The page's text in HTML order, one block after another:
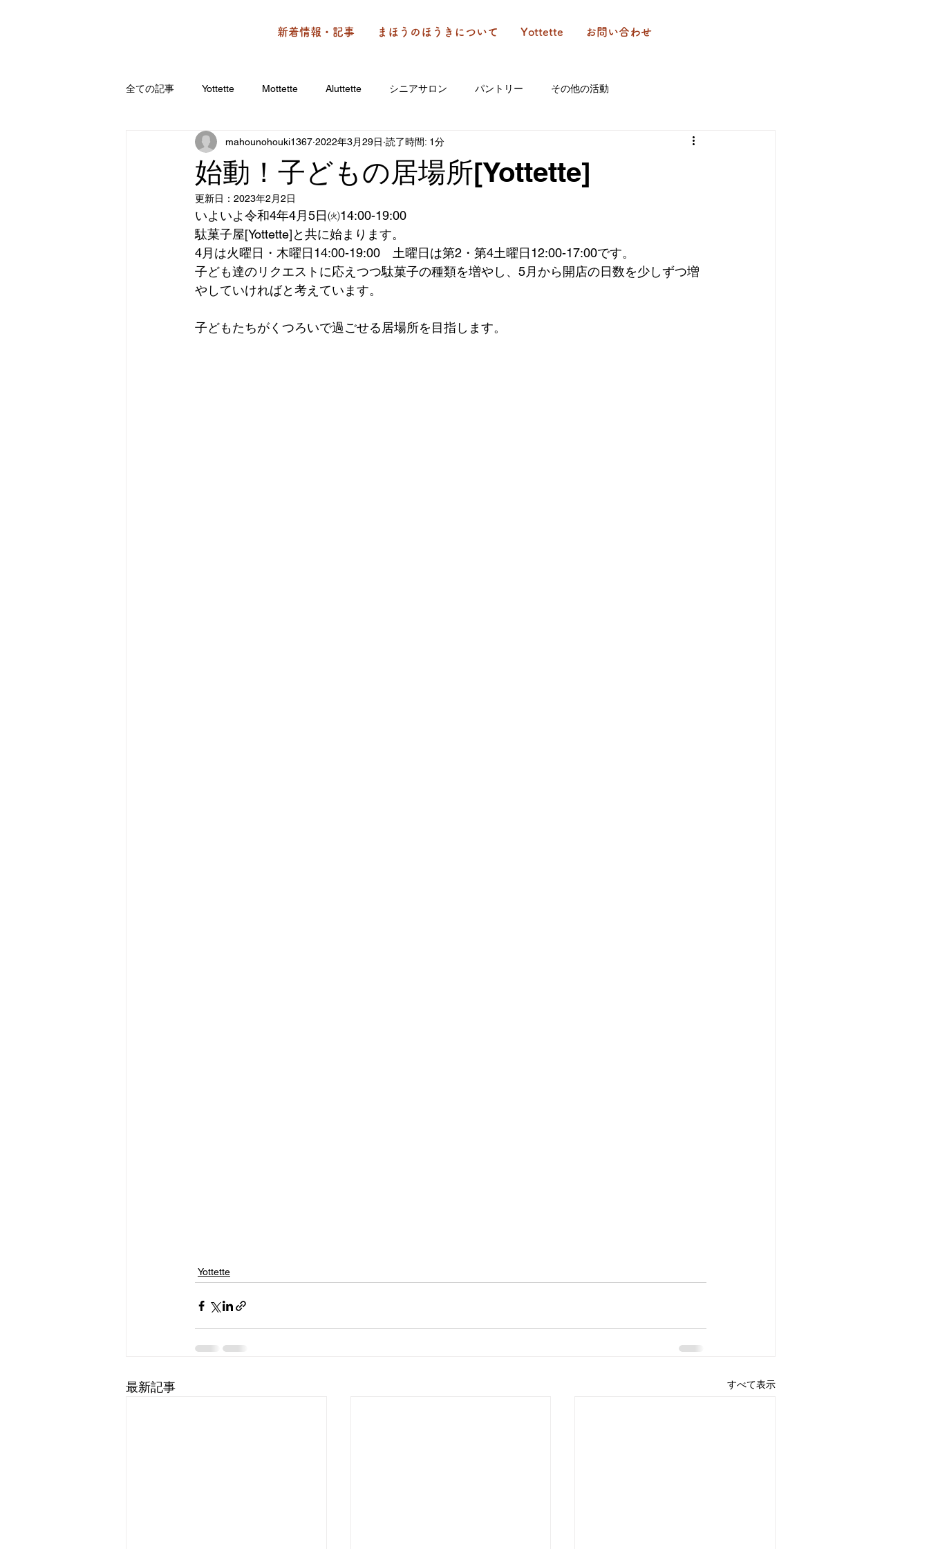
新着情報・記事 まほうのほうきについて Yottette お問い合わせ
全ての記事 Yottette Mottette Aluttette シニアサロン パントリー その他の活動
始動！子どもの居場所[Yottette]
mahounohouki1367 2022年3月29日 読了時間: 1分
更新日： 2023年2月2日
いよいよ令和4年4月5日㈫14:00-19:00
駄菓子屋[Yottette]と共に始まります。
4月は火曜日・木曜日14:00-19:00　土曜日は第2・第4土曜日12:00-17:00です。
子ども達のリクエストに応えつつ駄菓子の種類を増やし、5月から開店の日数を少しずつ増
やしていければと考えています。
子どもたちがくつろいで過ごせる居場所を目指します。
Yottette
最新記事 すべて表示